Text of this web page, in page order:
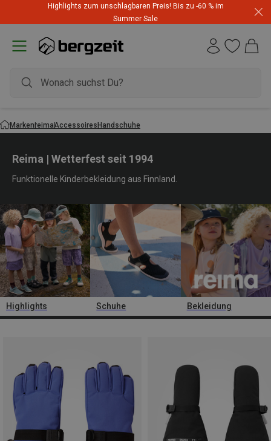
Highlights zum unschlagbaren Preis! Bis zu -60 % im
Summer Sale
MarkenreimaAccessoiresHandschuhe
Reima | Wetterfest seit 1994
Funktionelle Kinderbekleidung aus Finnland.
Highlights Schuhe Bekleidung